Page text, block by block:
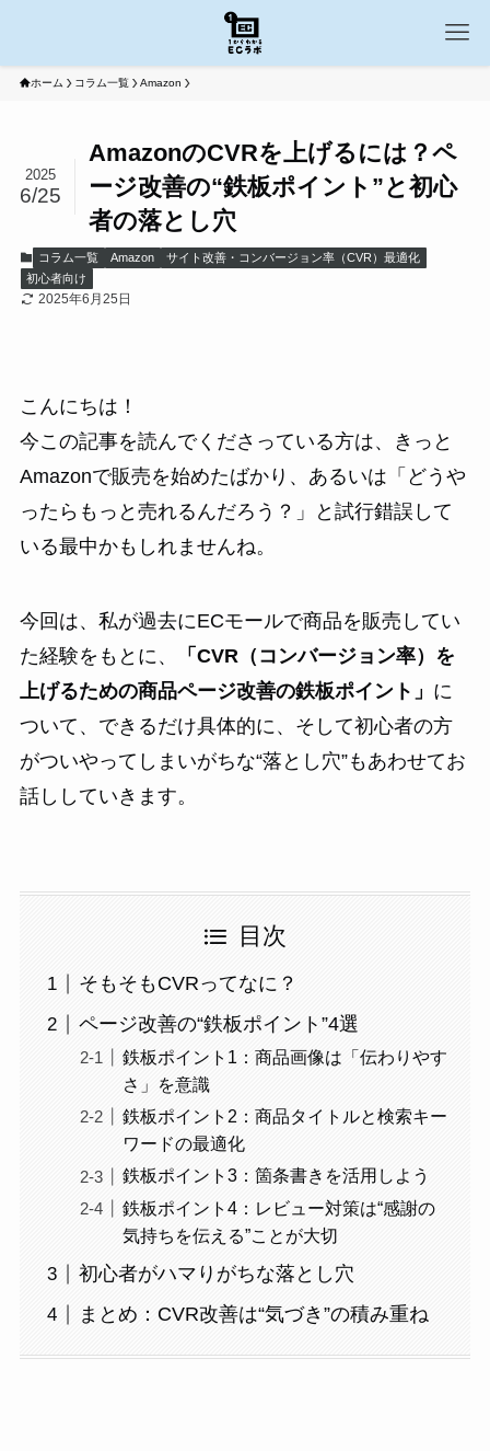
ホーム コラム一覧 Amazon
AmazonのCVRを上げるには？ペ
ージ改善の“鉄板ポイント”と初心
者の落とし穴
2025
6/25
コラム一覧 Amazon
サイト改善・コンバージョン率（CVR）最適化
初心者向け
2025年6月25日
こんにちは！
今この記事を読んでくださっている方は、きっと
Amazonで販売を始めたばかり、あるいは「どうや
ったらもっと売れるんだろう？」と試行錯誤して
いる最中かもしれませんね。
今回は、私が過去にECモールで商品を販売してい
た経験をもとに、
「CVR（コンバージョン率）を
上げるための商品ページ改善の鉄板ポイント」 に
ついて、できるだけ具体的に、そして初心者の方
がついやってしまいがちな“落とし穴”もあわせてお
話ししていきます。
目次
そもそもCVRってなに？
ページ改善の“鉄板ポイント”4選
鉄板ポイント1：商品画像は「伝わりやす
さ」を意識
鉄板ポイント2：商品タイトルと検索キー
ワードの最適化
鉄板ポイント3：箇条書きを活用しよう
鉄板ポイント4：レビュー対策は“感謝の
気持ちを伝える”ことが大切
初心者がハマりがちな落とし穴
まとめ：CVR改善は“気づき”の積み重ね